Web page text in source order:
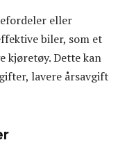
eller
biler, som et
kjøretøy. Dette kan
lavere årsavgift